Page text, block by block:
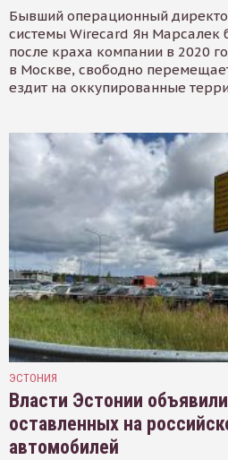
Бывший операционный
системы Wirecard Ян Марсалек
после краха компании в 2020
в Москве, свободно
ездит на оккупированные
ЭСТОНИЯ
Власти Эстонии
оставленных на
автомобилей